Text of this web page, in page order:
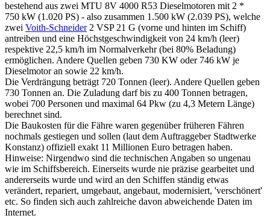
bestehend aus zwei MTU 8V 4000 R53 Dieselmotoren mit 2 *
750 kW (1.020 PS) - also zusammen 1.500 kW (2.039 PS), welche
zwei Voith-Schneider2 VSP 21 G (vorne und hinten im Schiff)
antreiben und eine Höchstgeschwindigkeit von 24 km/h (leer)
respektive 22,5 km/h im Normalverkehr (bei 80% Beladung)
ermöglichen. Andere Quellen geben 730 KW oder 746 kW je
Dieselmotor an sowie 22 km/h.
Die Verdrängung beträgt 720 Tonnen (leer). Andere Quellen geben
730 Tonnen an. Die Zuladung darf bis zu 400 Tonnen betragen,
wobei 700 Personen und maximal 64 Pkw (zu 4,3 Metern Länge)
berechnet sind.
Die Baukosten für die Fähre waren gegenüber früheren Fähren
nochmals gestiegen und sollen (laut dem Auftraggeber Stadtwerke
Konstanz) offiziell exakt 11 Millionen Euro betragen haben.
Hinweise: Nirgendwo sind die technischen Angaben so ungenau
wie im Schiffsbereich. Einerseits wurde nie präzise gearbeitet und
andererseits wurde und wird an den Schiffen ständig etwas
verändert, repariert, umgebaut, angebaut, modernisiert, 'verschönert'
etc. So finden sich auch zahlreiche davon abweichende Daten im
Internet.